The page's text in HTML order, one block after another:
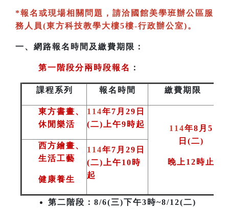
*報名或現場相關問題，請洽國館美學班辦公區服
務人員(東方科技教學大樓5樓-行政辦公室)。
一、 網路報名時間及繳費期限：
第一階段分兩時段報名 ：
課程系列 報名時間 繳費期限
東方書畫、
休閒樂活
114年7月29日
(二)上午9時起
114年8月5
日(二)
晚上12時止
西方繪畫、
生活工藝
健康養生
114年7月29日
(二)上午10時
起
第二階段 ：8/6(三)下午3時~8/12(二)